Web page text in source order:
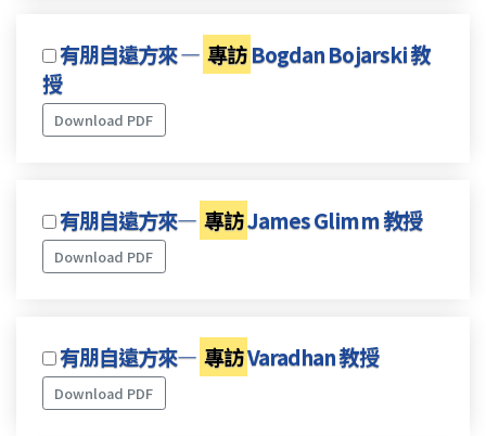
有朋自遠方來 — 專訪 Bogdan Bojarski 教
授
Download PDF
有朋自遠方來— 專訪James Glimm 教授
Download PDF
有朋自遠方來— 專訪Varadhan 教授
Download PDF